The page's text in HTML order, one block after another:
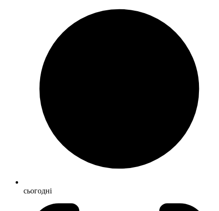
сьогодні